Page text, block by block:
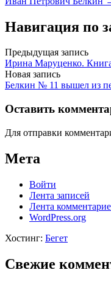
Навигация по
Предыдущая запись
Ирина Маруценко.
Новая запись
Белкин № 11 вышел из
Оставить
Для отправки
Мета
Войти
Лента записей
Лента
WordPress.org
Хостинг: Бегет
Свежие